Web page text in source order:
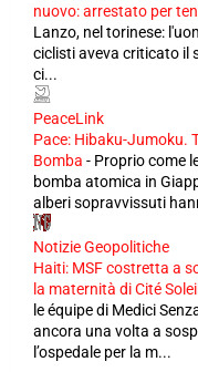
nuovo: arrestato per
Lanzo, nel torinese:
ciclisti aveva criticato il
ci...
PeaceLink
Pace: Hibaku-Jumoku.
Bomba - Proprio come
bomba atomica in
alberi sopravvissuti
Notizie Geopolitiche
Haiti: MSF costretta a
la maternità di Cité
le équipe di Medici
ancora una volta a
l’ospedale per la m...